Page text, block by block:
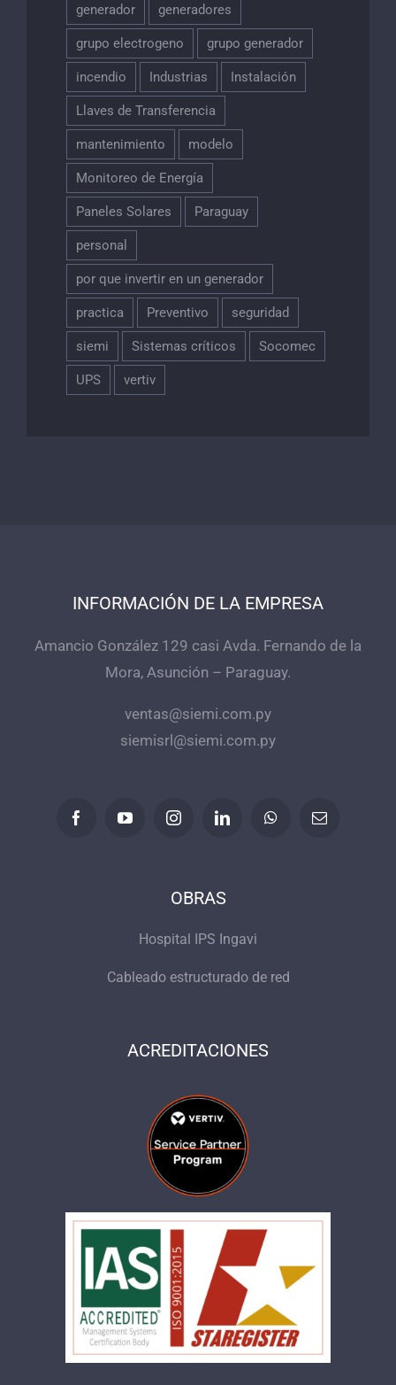
generador generadores
grupo electrogeno grupo generador
incendio Industrias Instalación
Llaves de Transferencia
mantenimiento modelo
Monitoreo de Energía
Paneles Solares Paraguay
personal
por que invertir en un generador
practica Preventivo seguridad
siemi Sistemas críticos Socomec
UPS vertiv
INFORMACIÓN DE LA EMPRESA
Amancio González 129 casi Avda. Fernando de la
Mora, Asunción – Paraguay.
ventas@siemi.com.py
siemisrl@siemi.com.py
OBRAS
Hospital IPS Ingavi
Cableado estructurado de red
ACREDITACIONES